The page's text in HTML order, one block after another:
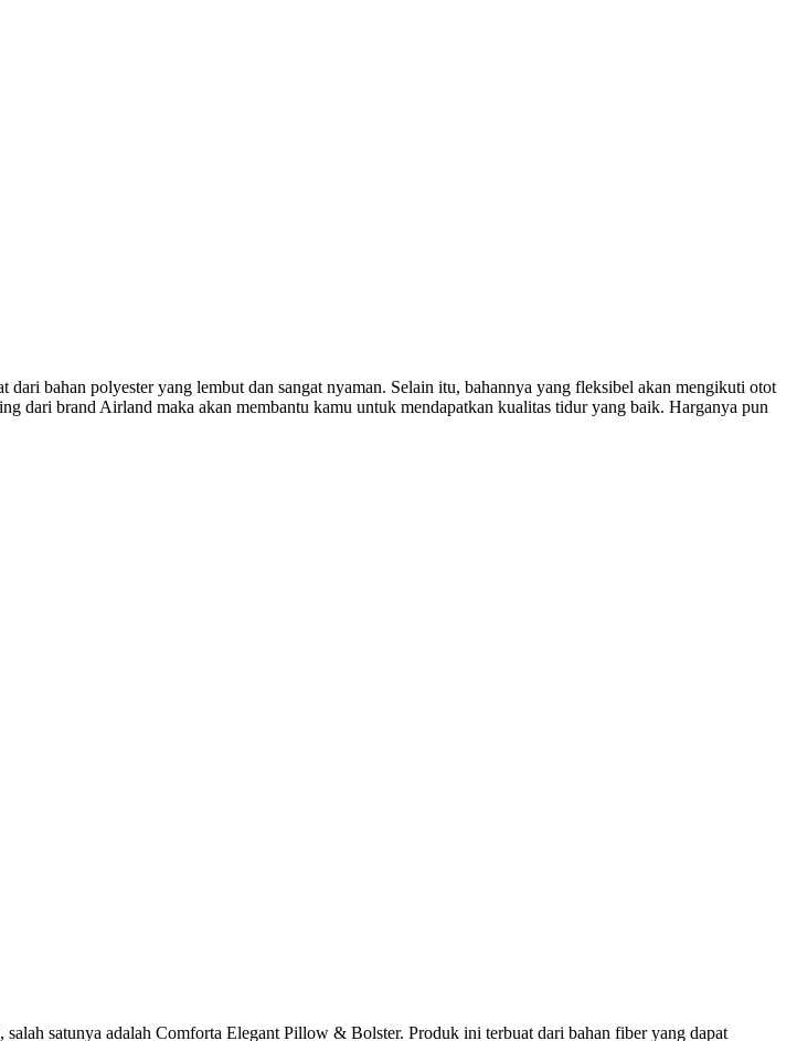
bahan polyester yang lembut dan sangat nyaman. Selain itu, bahannya yang fleksibel akan mengikuti otot
dari brand Airland maka akan membantu kamu untuk mendapatkan kualitas tidur yang baik. Harganya pun
satunya adalah Comforta Elegant Pillow & Bolster. Produk ini terbuat dari bahan fiber yang dapat